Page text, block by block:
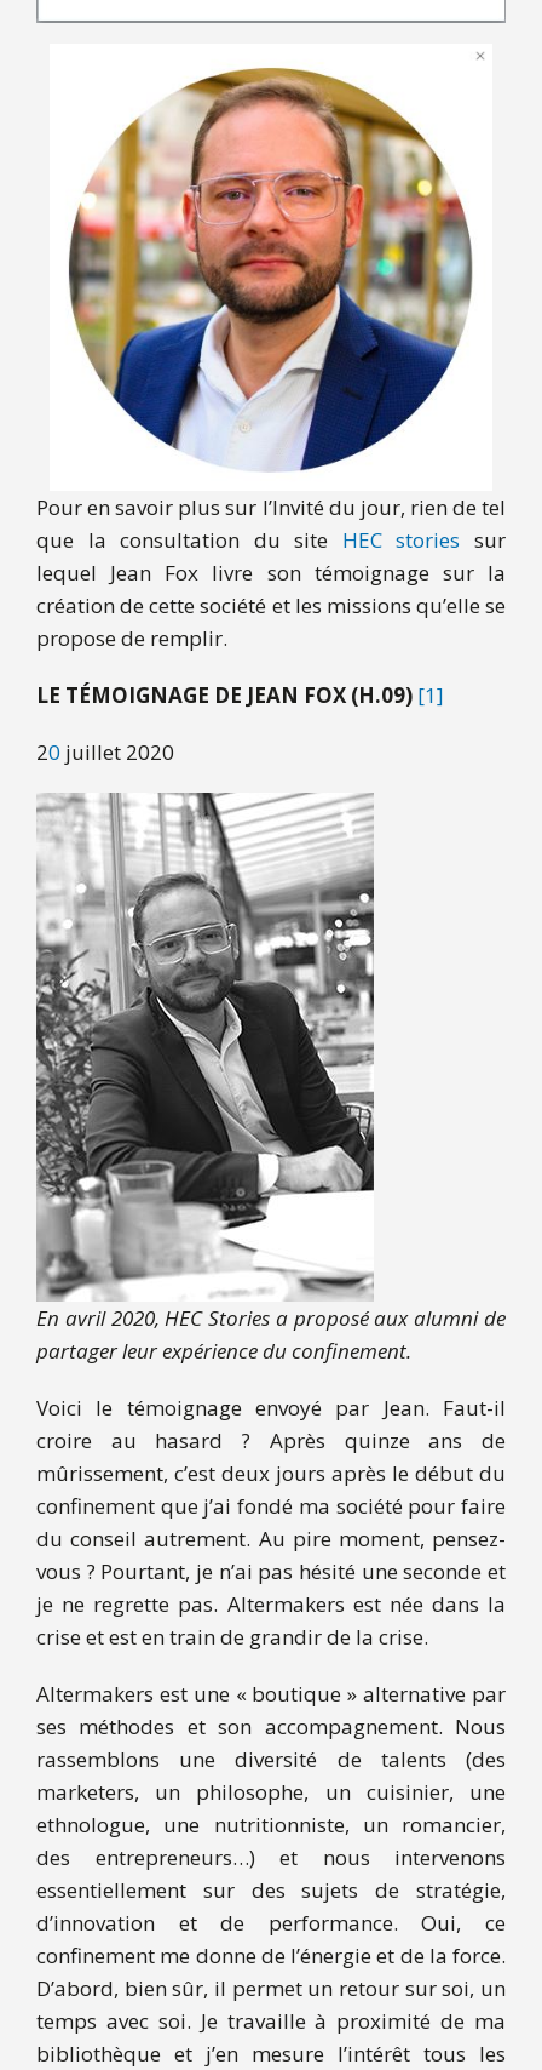
Pour en savoir plus sur l’Invité du jour, rien de tel
que la consultation du site HEC storiessur
lequel Jean Fox livre son témoignage sur la
création de cette société et les missions qu’elle se
propose de remplir.
LE TÉMOIGNAGE DE JEAN FOX (H.09) [1]
20 juillet 2020
En avril 2020, HEC Stories a proposé aux alumni de
partager leur expérience du confinement.
Voici le témoignage envoyé par Jean. Faut-il
croire au hasard ? Après quinze ans de
mûrissement, c’est deux jours après le début du
confinement que j’ai fondé ma société pour faire
du conseil autrement. Au pire moment, pensez-
vous ? Pourtant, je n’ai pas hésité une seconde et
je ne regrette pas. Altermakers est née dans la
crise et est en train de grandir de la crise.
Altermakers est une « boutique » alternative par
ses méthodes et son accompagnement. Nous
rassemblons une diversité de talents (des
marketers, un philosophe, un cuisinier, une
ethnologue, une nutritionniste, un romancier,
des entrepreneurs…) et nous intervenons
essentiellement sur des sujets de stratégie,
d’innovation et de performance. Oui, ce
confinement me donne de l’énergie et de la force.
D’abord, bien sûr, il permet un retour sur soi, un
temps avec soi. Je travaille à proximité de ma
bibliothèque et j’en mesure l’intérêt tous les